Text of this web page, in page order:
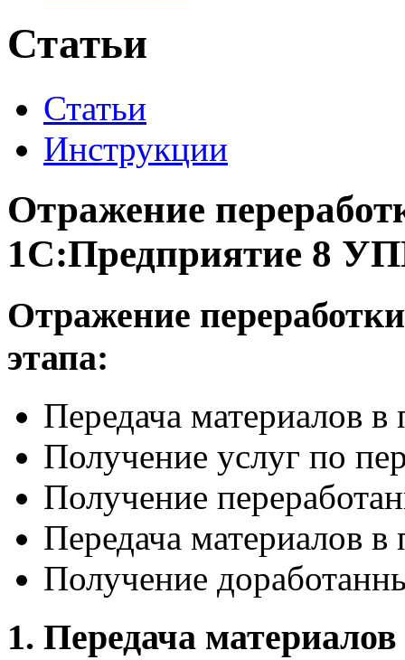
Статьи
Статьи
Инструкции
Отражение
1С:Предприятие 8
Отражение
этапа:
Передача материалов в
Получение услуг по
Получение
Передача материалов в
Получение
1. Передача